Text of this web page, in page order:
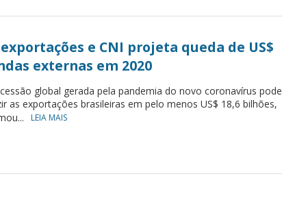
e CNI projeta queda de US$
externas em 2020
global gerada pela pandemia do novo coronavírus pode
as exportações brasileiras em pelo menos US$ 18,6 bilhões,
LEIA MAIS